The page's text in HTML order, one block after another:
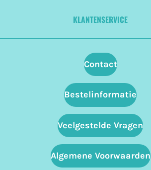
KLANTENSERVICE
Contact
Bestelinformatie
Veelgestelde Vragen
Algemene Voorwaarden